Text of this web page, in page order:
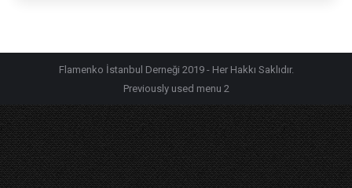
Flamenko İstanbul Derneği 2019 - Her Hakkı Saklıdır.
Previously used menu 2